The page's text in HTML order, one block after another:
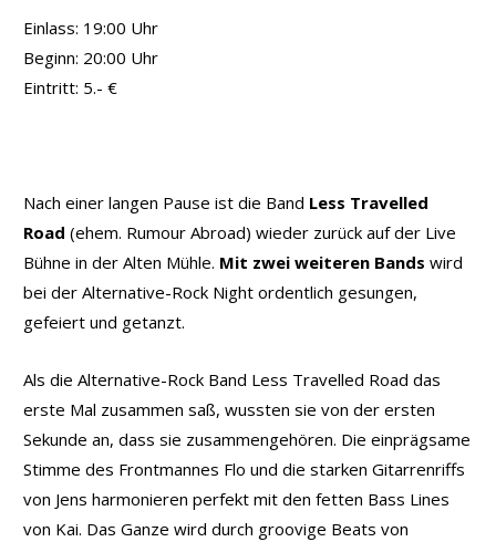
Einlass: 19:00 Uhr
Beginn: 20:00 Uhr
Eintritt: 5.- €
Nach einer langen Pause ist die Band Less Travelled
Road (ehem. Rumour Abroad) wieder zurück auf der Live
Bühne in der Alten Mühle. Mit zwei weiteren Bands wird
bei der Alternative-Rock Night ordentlich gesungen,
gefeiert und getanzt.
Als die Alternative-Rock Band Less Travelled Road das
erste Mal zusammen saß, wussten sie von der ersten
Sekunde an, dass sie zusammengehören. Die einprägsame
Stimme des Frontmannes Flo und die starken Gitarrenriffs
von Jens harmonieren perfekt mit den fetten Bass Lines
von Kai. Das Ganze wird durch groovige Beats von